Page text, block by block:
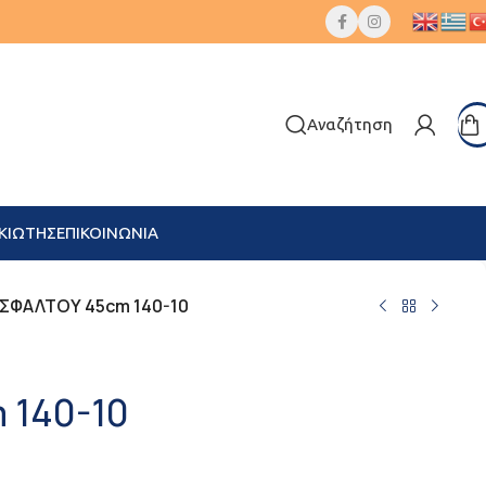
Αναζήτηση
ΕΠΙΚΟΙΝΩΝΙΑ
45cm 140-10
10